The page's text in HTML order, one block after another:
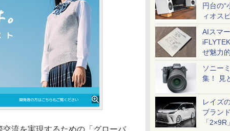
円台の“
ィオス
AIスマ
ぜ魅力
ソニー
集！ 見
レイズ
ブラン
「2×9R
流を実現するための「グローバ